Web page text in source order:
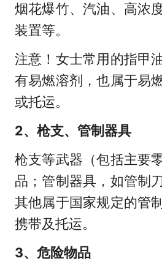
烟花爆竹、汽油、高浓
装置等。
注意！女士常用的指甲
有易燃溶剂，也属于易
或托运。
2、枪支、管制器具
枪支等武器（包括主要
品；管制器具，如管制
其他属于国家规定的管
携带及托运。
3、危险物品